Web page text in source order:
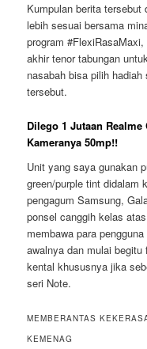
Kumpulan berita
lebih sesuai bersama
program
akhir tenor tabungan
nasabah bisa pilih
tersebut.
Dilego 1 Jutaan
Kameranya 50mp!!
Unit yang saya gunakan
green/purple tint didalam
pengagum Samsung,
ponsel canggih kelas
membawa para
awalnya dan mulai
kental khususnya jika
seri Note.
MEMBERANTAS
KEMENAG